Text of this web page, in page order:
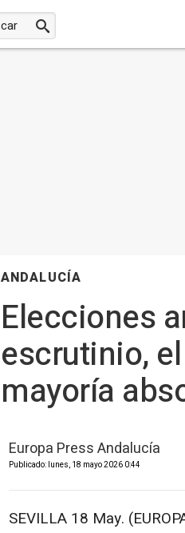
ANDALUCÍA
Elecciones
escrutinio,
mayoría
Europa Press Andalucía
Publicado: lunes, 18 mayo 2026 0:44
SEVILLA 18 May.